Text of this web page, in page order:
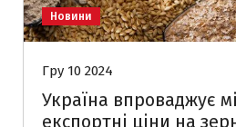
Новини
Гру 10 2024
Україна впроваджує
експортні ціни на